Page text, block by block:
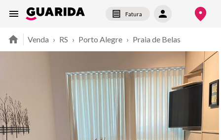
Fatura
Venda › RS › Porto Alegre › Praia de Belas